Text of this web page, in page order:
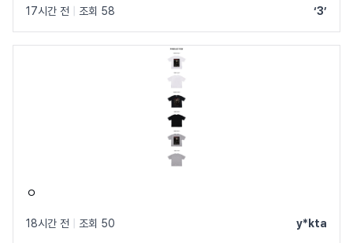
17시간 전 조회 58 ‘3’
ㅇ
18시간 전 조회 50 y*kta